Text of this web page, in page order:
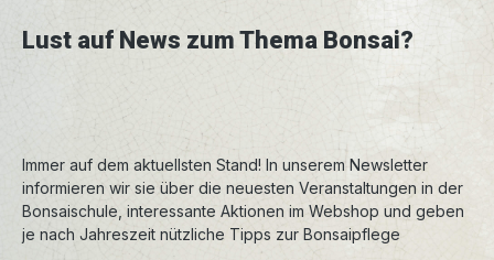
Ulme einfach ideal. Auf Grund ihrer feinen
Verästelung und ihrer kleinen Blätter können
sehr authentisch wirkende Miniaturbäume
erzogen werden. Oft wird sie auch Anfängern
empfohlen, da sie sehr schnittverträglich und
robust ist. Kurzfristige Pflegefehler werden
toleriert und die Form kann durch einen
einfachen Rückschnitt der Jahrestriebe erhalten
werden. Die Äste lassen sich aber auch sehr gut
drahten und viele Gestaltungsformen sind
Lust auf News zum Thema Bonsai?
Immer auf dem aktuellsten Stand! In unserem Newsletter
informieren wir sie über die neuesten Veranstaltungen in der
Bonsaischule, interessante Aktionen im Webshop und geben
je nach Jahreszeit nützliche Tipps zur Bonsaipflege